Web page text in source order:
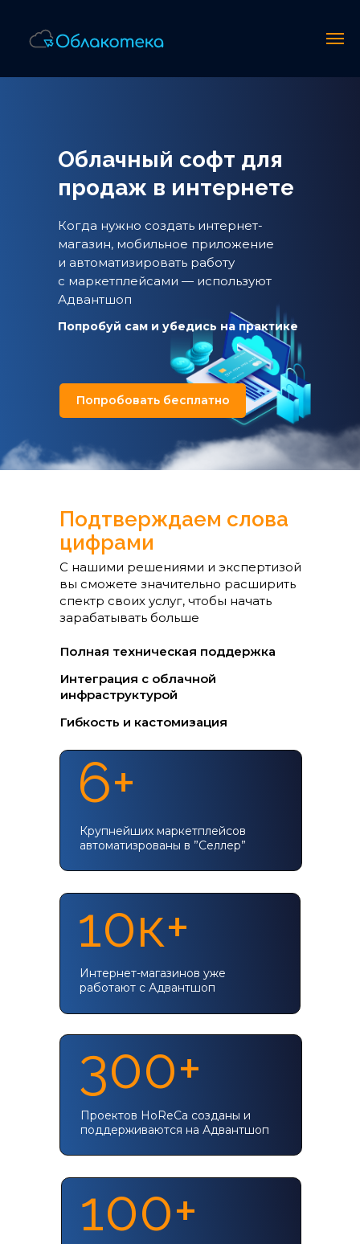
Облачный софт для
продаж в интернете
Попробуй сам и убедись на практике
Когда нужно создать интернет-
магазин, мобильное приложение
и автоматизировать работу
с маркетплейсами — используют
Адвантшоп
Попробовать бесплатно
100+
10к+
300+
6+
Интернет-магазинов уже
работают с Адвантшоп
Проектов HoReCa созданы и
поддерживаются на Адвантшоп
Крупнейших маркетплейсов
автоматизрованы в ”Селлер”
Подтверждаем слова
цифрами
Гибкость и кастомизация
Интеграция с облачной
инфраструктурой
Полная техническая поддержка
С нашими решениями и экспертизой
вы сможете значительно расширить
спектр своих услуг, чтобы начать
зарабатывать больше